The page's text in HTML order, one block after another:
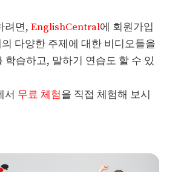
려면,EnglishCentral에 회원가입
다양한 주제에 대한 비디오들을
학습하고, 말하기 연습도 할 수 있
서 무료 체험을 직접 체험해 보시